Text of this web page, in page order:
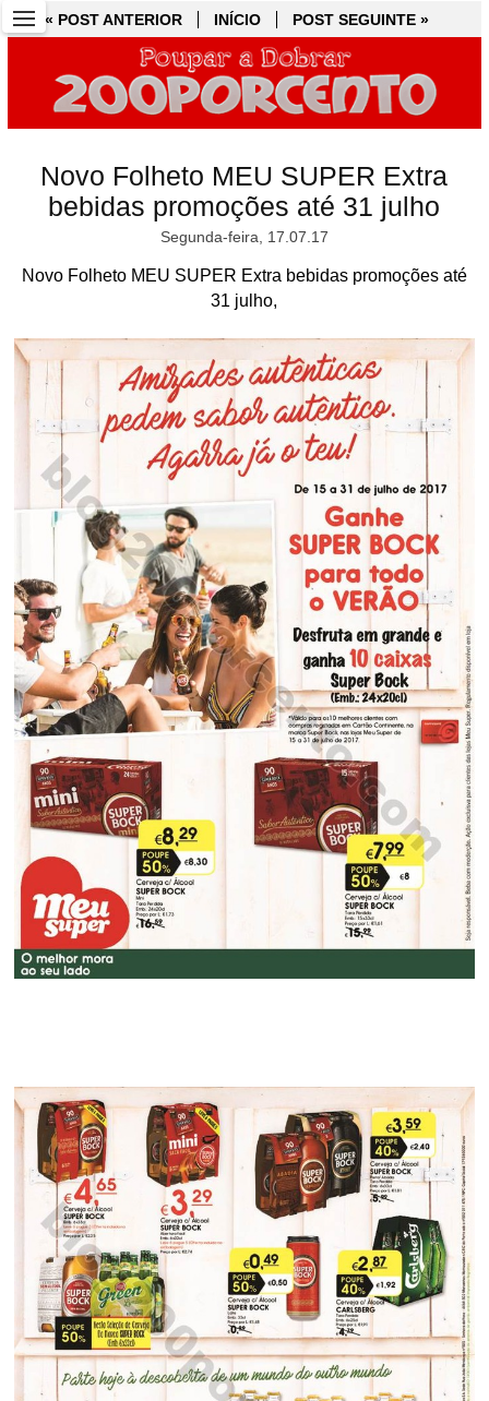
« POST ANTERIOR INÍCIO POST SEGUINTE »
Novo Folheto MEU SUPER Extra
bebidas promoções até 31 julho
Segunda-feira, 17.07.17
Novo Folheto MEU SUPER Extra bebidas promoções até
31 julho,
« POST ANTERIOR INÍCIO POST SEGUINTE »